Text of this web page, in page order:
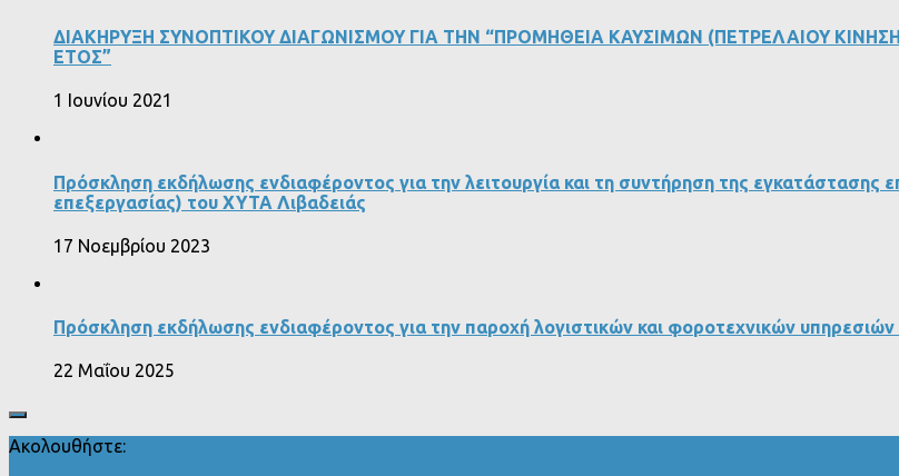
ΔΙΑΚΗΡΥΞΗ ΣΥΝΟΠΤΙΚΟΥ ΔΙΑΓΩΝΙΣΜΟΥ ΓΙΑ ΤΗΝ “ΠΡΟΜΗΘΕΙΑ ΚΑΥΣΙΜΩΝ (ΠΕΤΡΕΛΑΙΟΥ
ΕΤΟΣ”
1 Ιουνίου 2021
Πρόσκληση εκδήλωσης ενδιαφέροντος για την λειτουργία και τη συντήρηση της εγκατάστασης
επεξεργασίας) του ΧΥΤΑ Λιβαδειάς
17 Νοεμβρίου 2023
Πρόσκληση εκδήλωσης ενδιαφέροντος για την παροχή λογιστικών και φοροτεχνικών
22 Μαΐου 2025
Ακολουθήστε: